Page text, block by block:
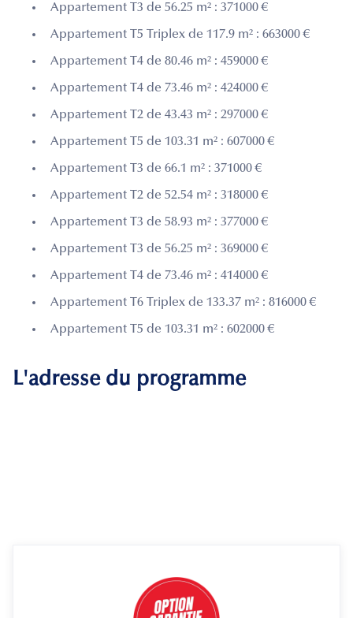
Appartement T3 de 56.25 m² : 371000 €
Appartement T5 Triplex de 117.9 m² : 663000 €
Appartement T4 de 80.46 m² : 459000 €
Appartement T4 de 73.46 m² : 424000 €
Appartement T2 de 43.43 m² : 297000 €
Appartement T5 de 103.31 m² : 607000 €
Appartement T3 de 66.1 m² : 371000 €
Appartement T2 de 52.54 m² : 318000 €
Appartement T3 de 58.93 m² : 377000 €
Appartement T3 de 56.25 m² : 369000 €
Appartement T4 de 73.46 m² : 414000 €
Appartement T6 Triplex de 133.37 m² : 816000 €
Appartement T5 de 103.31 m² : 602000 €
L'adresse du programme